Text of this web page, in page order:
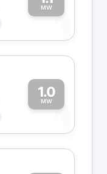
MW1
1.0
MW1